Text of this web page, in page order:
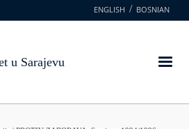
ENGLISH BOSNIAN
u Sarajevu